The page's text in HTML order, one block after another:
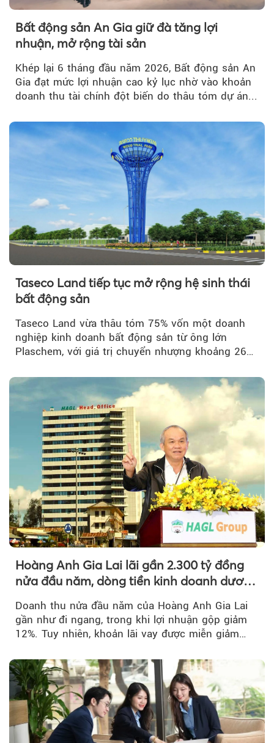
Bất động sản An Gia giữ đà tăng lợi
nhuận, mở rộng tài sản
Khép lại 6 tháng đầu năm 2026, Bất động sản An
Gia đạt mức lợi nhuận cao kỷ lục nhờ vào khoản
doanh thu tài chính đột biến do thâu tóm dự án...
Taseco Land tiếp tục mở rộng hệ sinh thái
bất động sản
Taseco Land vừa thâu tóm 75% vốn một doanh
nghiệp kinh doanh bất động sản từ ông lớn
Plaschem, với giá trị chuyển nhượng khoảng 262
Hoàng Anh Gia Lai lãi gần 2.300 tỷ đồng
nửa đầu năm, dòng tiền kinh doanh dương
Doanh thu nửa đầu năm của Hoàng Anh Gia Lai
gần như đi ngang, trong khi lợi nhuận gộp giảm
12%. Tuy nhiên, khoản lãi vay được miễn giảm